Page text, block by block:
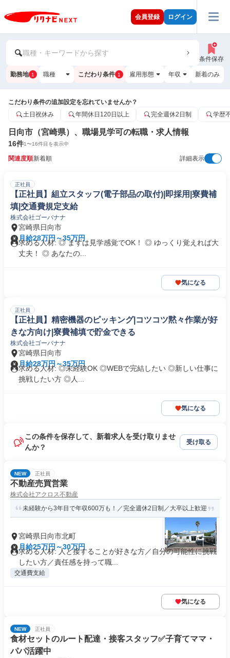
会員登録 ログイン
職種・キーワードから探す
条件保存
勤務地 1 職種 こだわり条件 1 雇用形態 年収 新着のみ
こだわり条件の追加設定を忘れていませんか？
土日祝休み
年間休日120日以上 完全週休2日制 学歴
日向市（宮崎県）、職場見学可の転職・求人情報
16件1〜16件目を表示中
関連度順新着順 詳細表示
正社員
【正社員】組立スタッフ(電子部品の取付)|即採用|寮費補
填|交通費規定支給
株式会社ゴーバナナ
宮崎県日向市
月給28万円～35万円
求める人材: ◎ まずは見学感覚でOK！ ◎ ゆっくり覚えれば大
丈夫！ ◎ あなたの...
気になる
正社員
【正社員】精密機器のピッキング|コツコツ黙々作業が好
きな方向け|寮費補填で貯金できる
株式会社ゴーバナナ
宮崎県日向市
月給28万円～35万円
求める人材: ◎未経験OK ◎WEBで完結したい ◎新しい仕事に
挑戦したい方 ◎人...
気になる
この条件を保存して、新着求人を受け取りませ
んか？
受け取る
NEW 正社員
不動産売買営業
株式会社アクロス不動産
未経験から3年目で年収600万も！／完全週休2日制／大卒以上歓迎
宮崎県日向市北町
月給25万円～30万円
求める人材: 人と接することが好きな方／自分の可能性に挑戦
したい方／責任感を持って職...
交通費支給
気になる
NEW 正社員
食材セットのルート配達・接客スタッフ✅子育てママ・
パパ活躍中